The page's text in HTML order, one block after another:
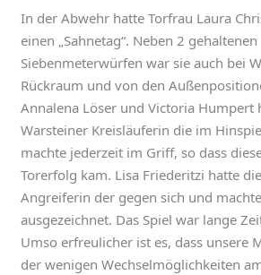
In der Abwehr hatte Torfrau Laura
einen „Sahnetag“. Neben 2 gehaltenen
Siebenmeterwürfen war sie auch bei
Rückraum und von den
Annalena Löser und Victoria Humpert
Warsteiner Kreisläuferin die im
machte jederzeit im Griff, so dass
Torerfolg kam. Lisa Friederitzi hatte
Angreiferin der gegen sich und
ausgezeichnet. Das Spiel war lange
Umso erfreulicher ist es, dass unsere
der wenigen Wechselmöglichkeiten